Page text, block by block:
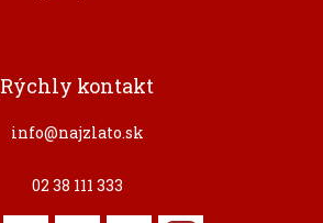
Rýchly kontakt
info@najzlato.sk
02 38 111 333